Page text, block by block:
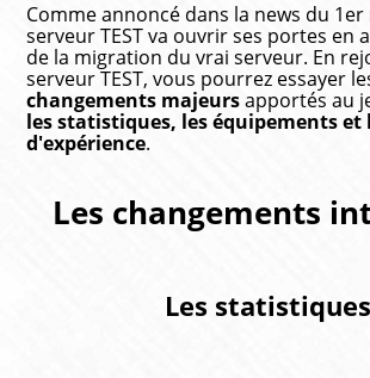
Comme annoncé dans la news du
serveur TEST va ouvrir ses portes en
de la migration du vrai serveur. En
serveur TEST, vous pourrez essayer
changements majeursapportés au
les statistiques, les équipements et
d'expérience.
Les changements
Les statistiques